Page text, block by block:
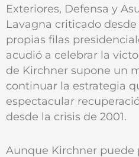
Exteriores, Defensa y
Lavagna criticado desde
propias filas
acudió a celebrar la
de Kirchner supone un
continuar la estrategia
espectacular
desde la crisis de 2001.
Aunque Kirchner puede